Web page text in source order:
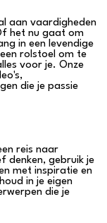
aan vaardigheden
het nu gaat om
in een levendige
rolstoel om te
voor je. Onze
die je passie
reis naar
denken, gebruik je
met inspiratie en
in je eigen
die je